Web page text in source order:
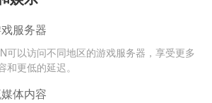
服务器
可以访问不同地区的游戏服务器，享受更多
和更低的延迟。
体内容